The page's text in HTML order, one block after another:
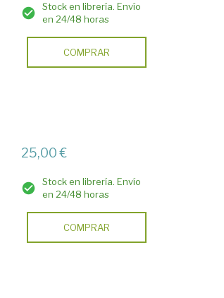
Stock en librería. Envío
en 24/48 horas
COMPRAR
25,00 €
Stock en librería. Envío
en 24/48 horas
COMPRAR